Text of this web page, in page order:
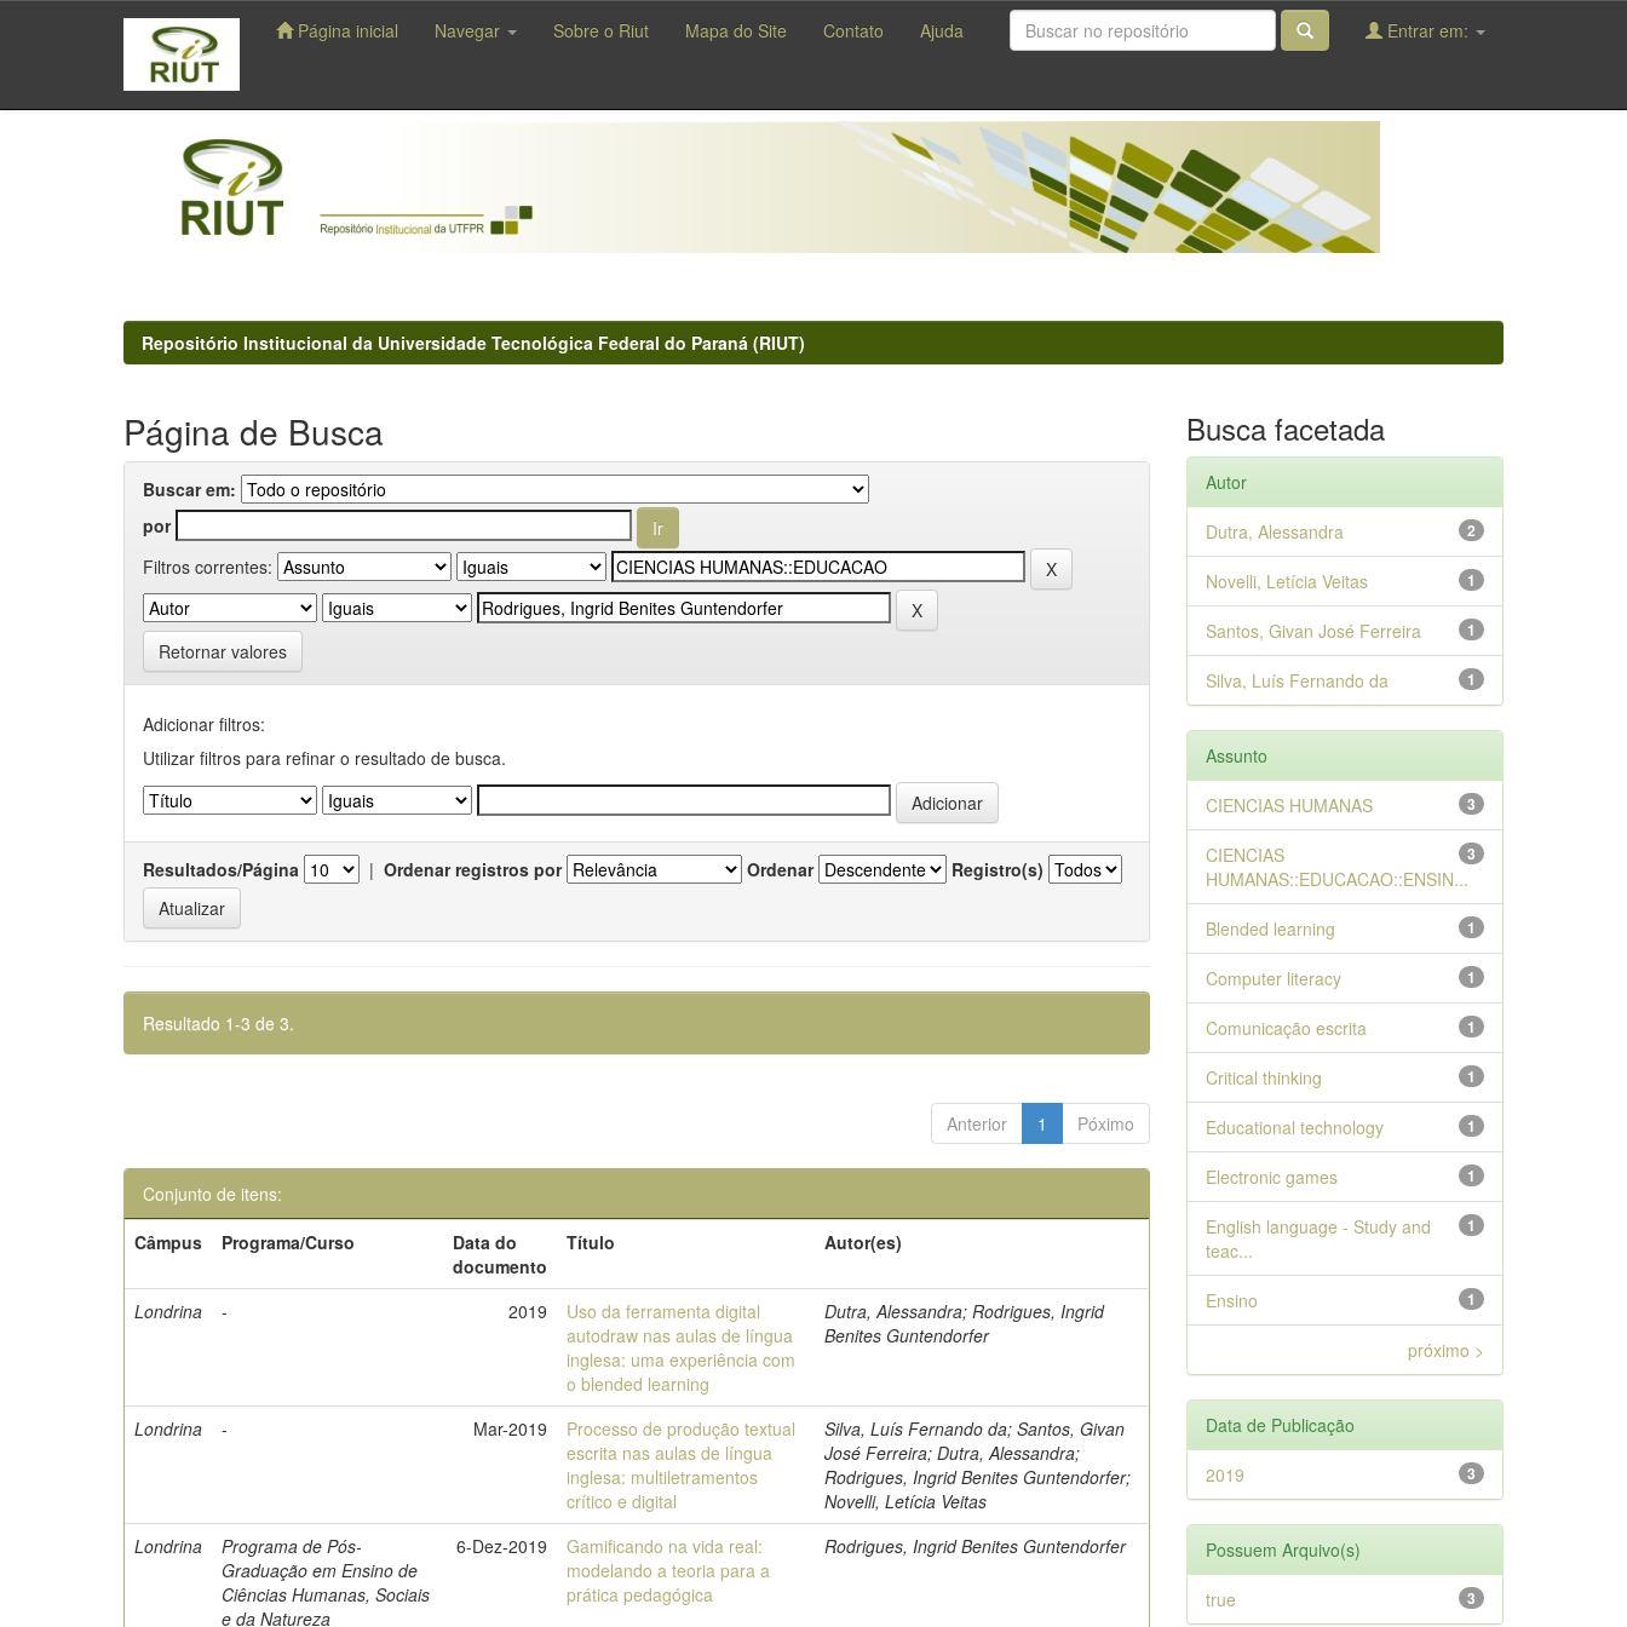
navigation
Página inicial Navegar Sobre o Riut Mapa do Site Contato Ajuda Entrar em:
Repositório Institucional da Universidade Tecnológica Federal do Paraná (RIUT)
Página de Busca
Buscar em:
por
Filtros correntes:
Retornar valores
Adicionar filtros:
Utilizar filtros para refinar o resultado de busca.
Resultados/Página | Ordenar registros por Ordenar Registro(s)
Resultado 1-3 de 3.
Anterior 1 Póximo
Conjunto de itens:
Câmpus
Programa/Curso
Data do
documento
Título Autor(es)
Londrina - 2019
Uso da ferramenta digital
autodraw nas aulas de língua
inglesa: uma experiência com
o blended learning
Dutra, Alessandra; Rodrigues, Ingrid
Benites Guntendorfer
Londrina - Mar-2019
Processo de produção textual
escrita nas aulas de língua
inglesa: multiletramentos
crítico e digital
Silva, Luís Fernando da; Santos, Givan
José Ferreira; Dutra, Alessandra;
Rodrigues, Ingrid Benites Guntendorfer;
Novelli, Letícia Veitas
Londrina
Programa de Pós-
Graduação em Ensino de
Ciências Humanas, Sociais
e da Natureza
6-Dez-2019
Gamificando na vida real:
modelando a teoria para a
prática pedagógica
Rodrigues, Ingrid Benites Guntendorfer
Busca facetada
Autor
2
Dutra, Alessandra
1
Novelli, Letícia Veitas
1
Santos, Givan José Ferreira
1
Silva, Luís Fernando da
Assunto
3
CIENCIAS HUMANAS
3
CIENCIAS
HUMANAS::EDUCACAO::ENSIN...
1
Blended learning
1
Computer literacy
1
Comunicação escrita
1
Critical thinking
1
Educational technology
1
Electronic games
1
English language - Study and
teac...
1
Ensino
próximo >
Data de Publicação
3
2019
Possuem Arquivo(s)
3
true